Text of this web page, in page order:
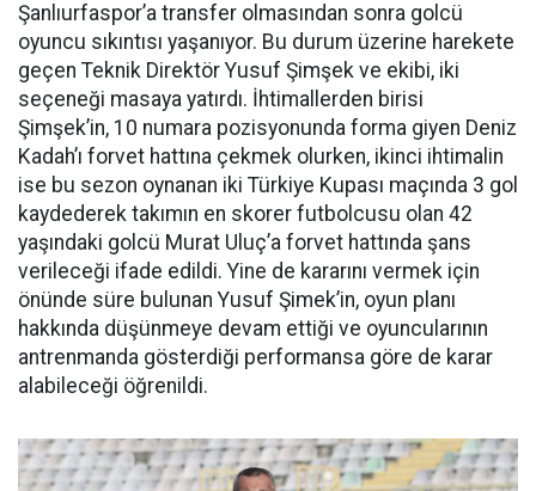
Şanlıurfaspor’a transfer olmasından sonra golcü
oyuncu sıkıntısı yaşanıyor. Bu durum üzerine harekete
geçen Teknik Direktör Yusuf Şimşek ve ekibi, iki
seçeneği masaya yatırdı. İhtimallerden birisi
Şimşek’in, 10 numara pozisyonunda forma giyen Deniz
Kadah’ı forvet hattına çekmek olurken, ikinci ihtimalin
ise bu sezon oynanan iki Türkiye Kupası maçında 3 gol
kaydederek takımın en skorer futbolcusu olan 42
yaşındaki golcü Murat Uluç’a forvet hattında şans
verileceği ifade edildi. Yine de kararını vermek için
önünde süre bulunan Yusuf Şimek’in, oyun planı
hakkında düşünmeye devam ettiği ve oyuncularının
antrenmanda gösterdiği performansa göre de karar
alabileceği öğrenildi.